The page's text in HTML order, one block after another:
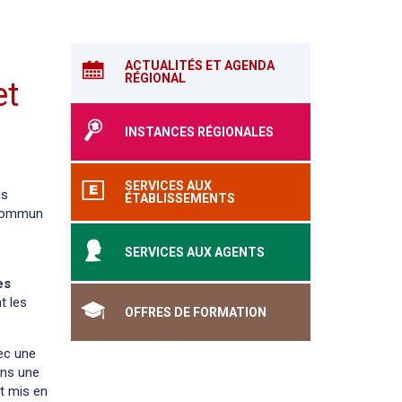
ACTUALITÉS ET AGENDA
RÉGIONAL
INSTANCES RÉGIONALES
SERVICES AUX
ÉTABLISSEMENTS
SERVICES AUX AGENTS
OFFRES DE FORMATION
les
une
une
mis en